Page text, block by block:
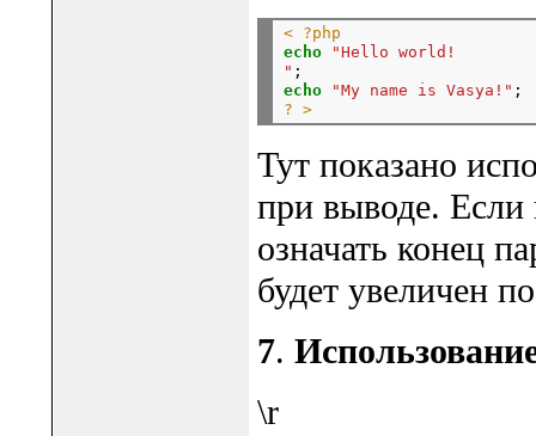
< ?php
echo
"Hello world!
"
echo
"My name is Vasya!"
? >
Тут показано
при выводе. Если
означать конец
будет увеличен
7.
\r